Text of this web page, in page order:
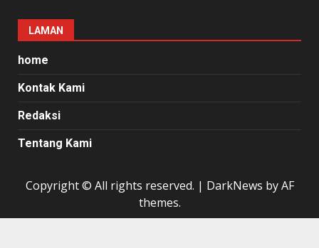
LAMAN
home
Kontak Kami
Redaksi
Tentang Kami
Copyright © All rights reserved. | DarkNews by AF
themes.